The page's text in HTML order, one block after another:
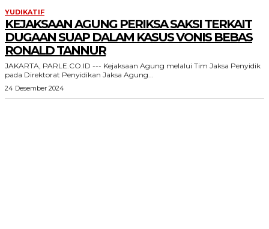
YUDIKATIF
KEJAKSAAN AGUNG PERIKSA SAKSI TERKAIT
DUGAAN SUAP DALAM KASUS VONIS BEBAS
RONALD TANNUR
JAKARTA, PARLE.CO.ID --- Kejaksaan Agung melalui Tim Jaksa Penyidik
pada Direktorat Penyidikan Jaksa Agung...
24 Desember 2024